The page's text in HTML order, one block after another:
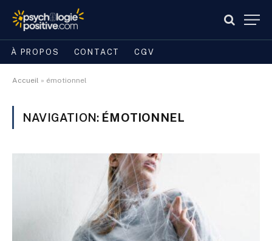
À PROPOS CONTACT CGV
Accueil » émotionnel
NAVIGATION: ÉMOTIONNEL